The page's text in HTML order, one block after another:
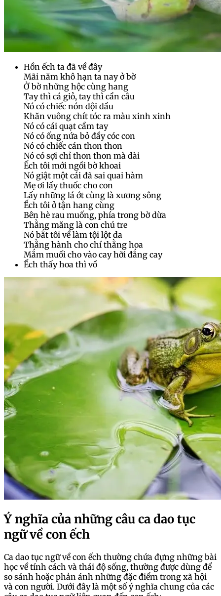
Hồn ếch ta đã về đây
Mãi năm khô hạn ta nay ở bờ
Ở bờ những hộc cùng hang
Tay thì cá giỏ, tay thì cần câu
Nó có chiếc nón đội đầu
Khăn vuông chít tóc ra màu xinh xinh
Nó có cái quạt cầm tay
Nó có ống nứa bỏ đầy cóc con
Nó có chiếc cán thon thon
Nó có sợi chỉ thon thon mà dài
Ếch tôi mới ngồi bờ khoai
Nó giật một cái đã sai quai hàm
Mẹ ơi lấy thuốc cho con
Lấy những lá ớt cùng là xương sông
Ếch tôi ở tận hang cùng
Bên hè rau muống, phía trong bờ dừa
Thằng măng là con chú tre
Nó bắt tôi về làm tội lột da
Thằng hành cho chí thằng hoa
Mắm muối cho vào cay hỡi đắng cay
Ếch thấy hoa thì vồ
Ý nghĩa của những câu ca dao tục
ngữ về con ếch
Ca dao tục ngữ về con ếch thường chứa đựng những bài
học về tính cách và thái độ sống, thường được dùng để
so sánh hoặc phản ánh những đặc điểm trong xã hội
và con người. Dưới đây là một số ý nghĩa chung của các